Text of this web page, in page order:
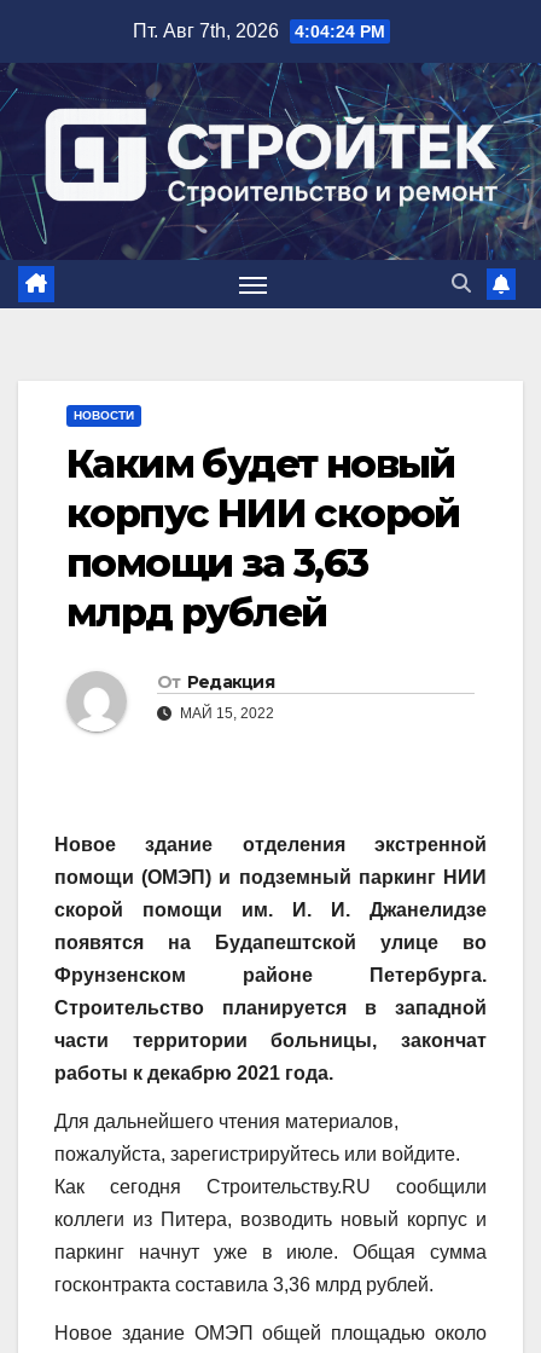
содержимому
Пт. Авг 7th, 2026 4:04:25 PM
НОВОСТИ
Каким будет новый
корпус НИИ скорой
помощи за 3,63
млрд рублей
От Редакция
МАЙ 15, 2022
Новое здание отделения экстренной
помощи (ОМЭП) и подземный паркинг НИИ
скорой помощи им. И. И. Джанелидзе
появятся на Будапештской улице во
Фрунзенском районе Петербурга.
Строительство планируется в западной
части территории больницы, закончат
работы к декабрю 2021 года.
Для дальнейшего чтения материалов,
пожалуйста, зарегистрируйтесь или войдите.
Как сегодня Строительству.RU сообщили
коллеги из Питера, возводить новый корпус и
паркинг начнут уже в июле. Общая сумма
госконтракта составила 3,36 млрд рублей.
Новое здание ОМЭП общей площадью около